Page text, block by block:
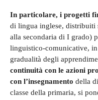
In particolare, i progetti
di lingua inglese,
alla secondaria di I grado)
linguistico-comunicative,
gradualità degli
continuità con le azioni
con l’insegnamento della
classe della primaria, si